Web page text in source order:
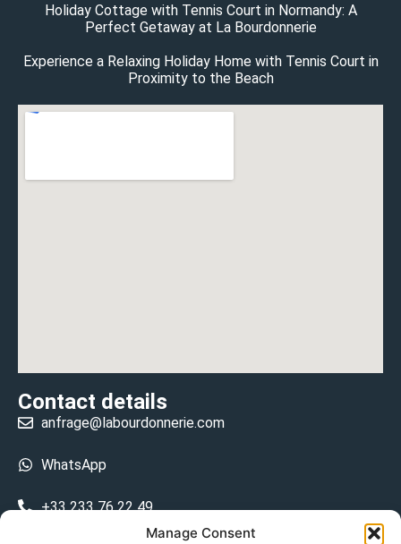
Manage Consent
Holiday Cottage with Tennis Court in Normandy: A
Perfect Getaway at La Bourdonnerie
Experience a Relaxing Holiday Home with Tennis Court in
Proximity to the Beach
Contact details
anfrage@labourdonnerie.com
WhatsApp
+33 233 76 22 49